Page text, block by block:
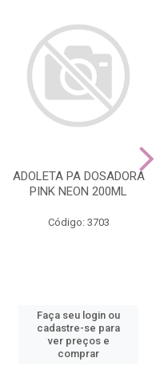
ADOLETA PA DOSADORA
PINK NEON 200ML
Código: 3703
Faça seu login ou
cadastre-se para
ver preços e
comprar